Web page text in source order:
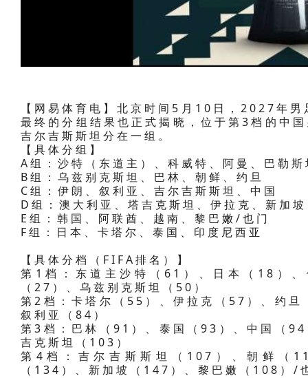
【网易体育电】北京时间5月10日，2027年
最终的分组结果也正式揭晓，位于第3档的中
吉尔吉斯斯坦分在一组。
【具体分组】
A组：沙特（东道主）、科威特、阿曼、巴勒斯
B组：乌兹别克斯坦、巴林、朝鲜、约旦
C组：伊朗、叙利亚、吉尔吉斯斯坦、中国
D组：澳大利亚、塔吉克斯坦、伊拉克、新加坡
E组：韩国、阿联酋、越南、黎巴嫩/也门
F组：日本、卡塔尔、泰国、印度尼西亚
【具体分档（FIFA排名）】
第1档：东道主沙特（61）、日本（18）
（27）、乌兹别克斯坦（50）
第2档：卡塔尔（55）、伊拉克（57）、约
叙利亚（84）
第3档：巴林（91）、泰国（93）、中国（
吉克斯坦（103）
第4档：吉尔吉斯斯坦（107）、朝鲜（
（134）、新加坡（147）、黎巴嫩（108）/